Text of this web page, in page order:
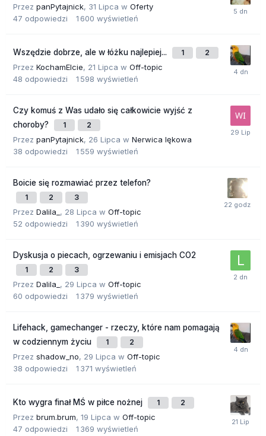
Przez panPytajnick, 31 Lipca w Oferty
47 odpowiedzi 1 600 wyświetleń
Wszędzie dobrze, ale w łóżku najlepiej... 1 2
Przez KochamElcie, 21 Lipca w Off-topic
48 odpowiedzi 1 598 wyświetleń
Czy komuś z Was udało się całkowicie wyjść z
choroby?
1 2
Przez panPytajnick, 26 Lipca w Nerwica lękowa
38 odpowiedzi 1 559 wyświetleń
Boicie się rozmawiać przez telefon?
1 2 3
Przez Dalila_ , 28 Lipca w Off-topic
52 odpowiedzi 1 390 wyświetleń
Dyskusja o piecach, ogrzewaniu i emisjach CO2
1 2 3
Przez Dalila_ , 29 Lipca w Off-topic
60 odpowiedzi 1 379 wyświetleń
Lifehack, gamechanger - rzeczy, które nam pomagają
w codziennym życiu
1 2
Przez shadow_no, 29 Lipca w Off-topic
38 odpowiedzi 1 371 wyświetleń
Kto wygra finał MŚ w piłce nożnej 1 2
Przez brum.brum, 19 Lipca w Off-topic
47 odpowiedzi 1 369 wyświetleń